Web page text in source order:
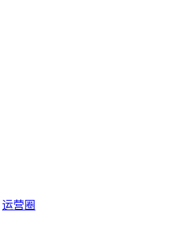
运营圈